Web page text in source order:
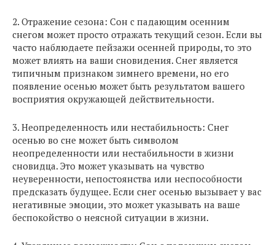
2. Отражение сезона: Сон с падающим осенним
снегом может просто отражать текущий сезон. Если вы
часто наблюдаете пейзажи осенней природы, то это
может влиять на ваши сновидения. Снег является
типичным признаком зимнего времени, но его
появление осенью может быть результатом вашего
восприятия окружающей действительности.
3. Неопределенность или нестабильность: Снег
осенью во сне может быть символом
неопределенности или нестабильности в жизни
сновидца. Это может указывать на чувство
неуверенности, непостоянства или неспособности
предсказать будущее. Если снег осенью вызывает у вас
негативные эмоции, это может указывать на ваше
беспокойство о неясной ситуации в жизни.